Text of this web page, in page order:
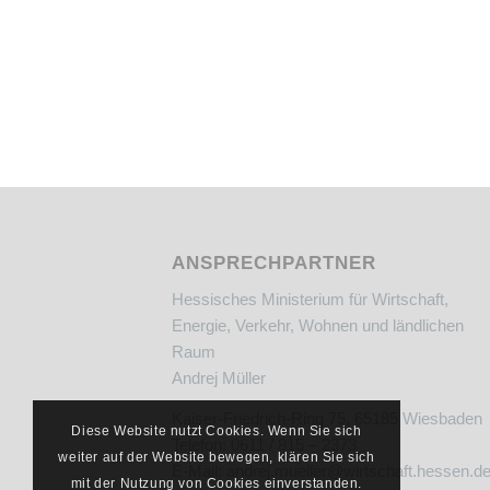
ANSPRECHPARTNER
Hessisches Ministerium für Wirtschaft,
Energie, Verkehr, Wohnen und ländlichen
Raum
Andrej Müller
Kaiser-Friedrich-Ring 75, 65185 Wiesbaden
andrej.mueller@wirtschaft.hessen.de
Diese Website nutzt Cookies. Wenn Sie sich
weiter auf der Website bewegen, klären Sie sich
mit der Nutzung von Cookies einverstanden.